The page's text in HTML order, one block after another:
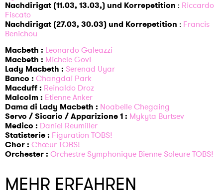
Nachdirigat (11.03, 13.03,) und Korrepetition : Riccardo
Fiscato
Nachdirigat (27.03, 30.03) und Korrepetition : Francis
Benichou
Macbeth : Leonardo Galeazzi
Macbeth : Michele Govi
Lady Macbeth : Serenad Uyar
Banco : Changdai Park
Macduff : Reinaldo Droz
Malcolm : Etienne Anker
Dama di Lady Macbeth : Noabelle Chegaing
Servo / Sicario / Apparizione 1 : Mykyta Burtsev
Medico : Daniel Reumiller
Statisterie : Figuration TOBS!
Chor : Chœur TOBS!
Orchester : Orchestre Symphonique Bienne Soleure TOBS!
MEHR ERFAHREN